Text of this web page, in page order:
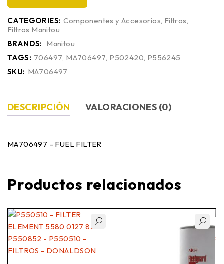
CATEGORIES: Componentes y Accesorios, Filtros,
Filtros Manitou
BRANDS: Manitou
TAGS: 706497, MA706497, P502420, P556245
SKU: MA706497
DESCRIPCIÓN VALORACIONES (0)
MA706497 – FUEL FILTER
Productos relacionados